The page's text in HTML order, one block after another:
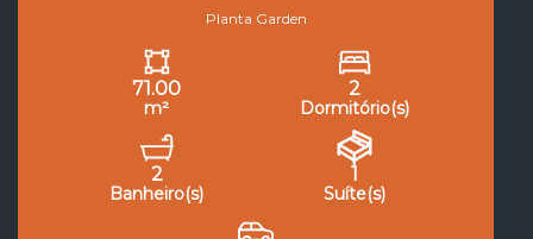
Planta Garden
71.00
m²
2
Dormitório(s)
2
Banheiro(s)
1
Suíte(s)